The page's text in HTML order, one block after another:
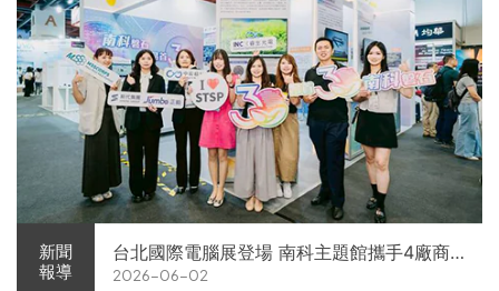
新聞
報導
台北國際電腦展登場 南科主題館攜手4廠商
展現AI供應鏈實力
2026-06-02